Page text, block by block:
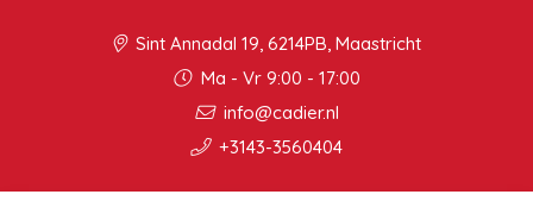
Sint Annadal 19, 6214PB, Maastricht
Ma - Vr 9:00 - 17:00
info@cadier.nl
+3143-3560404